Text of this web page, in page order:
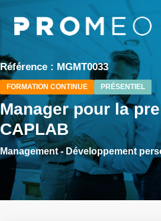
contenu
Référence : MGMT0033
FORMATION CONTINUE PRÉSENTIEL
Manager pour la
CAPLAB
Management - Développement
Panneau de gestion des cookies